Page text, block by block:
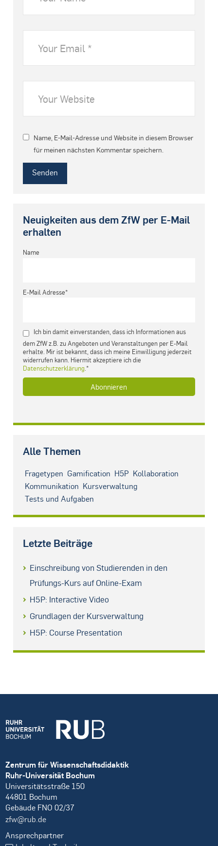
Name, E-Mail-Adresse und Website in diesem Browser
für meinen nächsten Kommentar speichern.
Senden
Neuigkeiten aus dem ZfW per E-Mail
erhalten
Name
E-Mail Adresse*
Ich bin damit einverstanden, dass ich Informationen aus
dem ZfW z.B. zu Angeboten und Veranstaltungen per E-Mail
erhalte. Mir ist bekannt, dass ich meine Einwilligung jederzeit
widerrufen kann. Hiermit akzeptiere ich die
Datenschutzerklärung .*
Alle Themen
Fragetypen Gamification H5P Kollaboration
Kommunikation Kursverwaltung
Tests und Aufgaben
Letzte Beiträge
Einschreibung von Studierenden in den
Prüfungs-Kurs auf Online-Exam
H5P: Interactive Video
Grundlagen der Kursverwaltung
H5P: Course Presentation
Zentrum für Wissenschaftsdidaktik
Ruhr-Universität Bochum
Universitätsstraße 150
44801 Bochum
Gebäude FNO 02/37
zfw@rub.de
Ansprechpartner